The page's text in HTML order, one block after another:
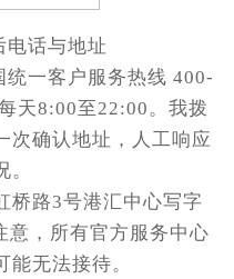
电话与地址
一客户服务热线 400-
天8:00至22:00。我拨
次确认地址，人工响应
桥路3号港汇中心写字
意，所有官方服务中心
无法接待。